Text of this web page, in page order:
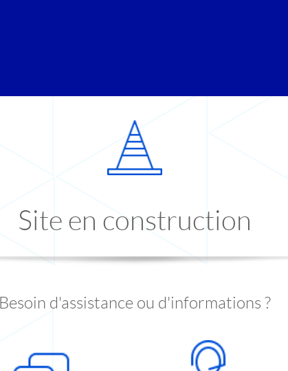
Site en construction
Besoin d'assistance ou d'informations ?